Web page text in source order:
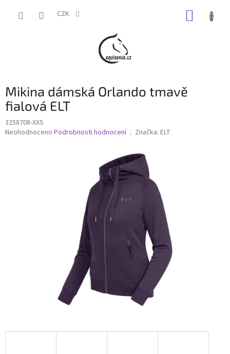
CZK
Mikina dámská Orlando tmavě
fialová ELT
3258708-XXS
Průměrné
Neohodnoceno Podrobnosti hodnocení Značka: ELT